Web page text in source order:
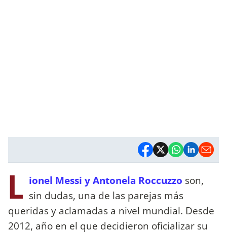
L ionel Messi y Antonela Roccuzzo son,
sin dudas, una de las parejas más
queridas y aclamadas a nivel mundial. Desde
2012, año en el que decidieron oficializar su